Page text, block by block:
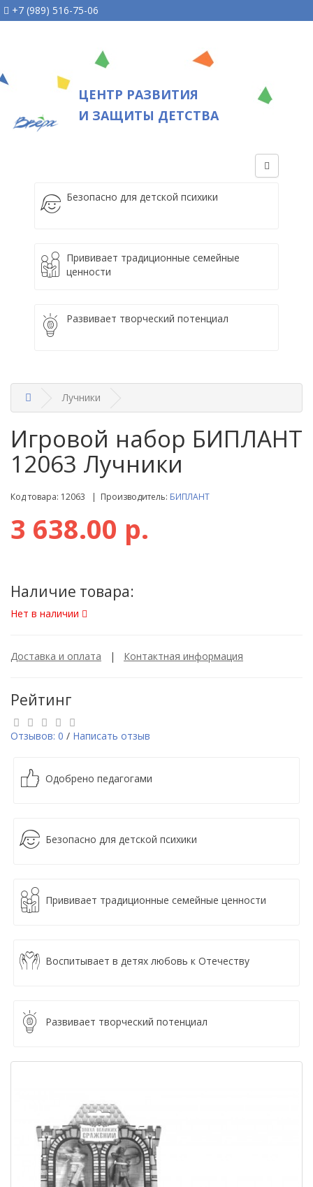
+7 (989) 516-75-06
ЦЕНТР РАЗВИТИЯ
И ЗАЩИТЫ ДЕТСТВА
Безопасно для детской психики
Прививает традиционные семейные
ценности
Развивает творческий потенциал
Лучники
Игровой набор БИПЛАНТ
12063 Лучники
Код товара: 12063 | Производитель: БИПЛАНТ
3 638.00 р.
Наличие товара:
Нет в наличии
Доставка и оплата | Контактная информация
Рейтинг
Отзывов: 0 / Написать отзыв
Одобрено педагогами
Безопасно для детской психики
Прививает традиционные семейные ценности
Воспитывает в детях любовь к Отечеству
Развивает творческий потенциал